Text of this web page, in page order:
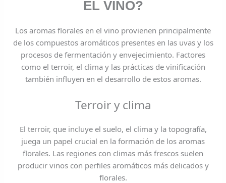
EL VINO?
Los aromas florales en el vino provienen principalmente
de los compuestos aromáticos presentes en las uvas y los
procesos de fermentación y envejecimiento. Factores
como el terroir, el clima y las prácticas de vinificación
también influyen en el desarrollo de estos aromas.
Terroir y clima
El terroir, que incluye el suelo, el clima y la topografía,
juega un papel crucial en la formación de los aromas
florales. Las regiones con climas más frescos suelen
producir vinos con perfiles aromáticos más delicados y
florales.